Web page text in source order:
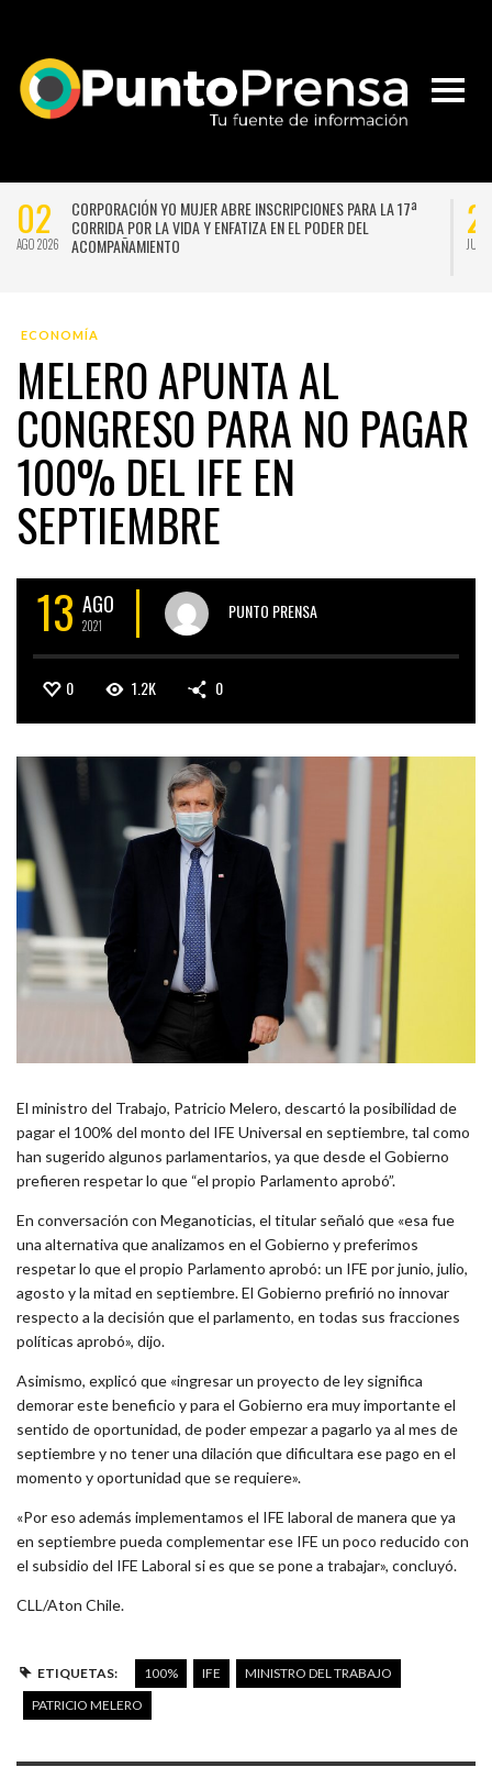
02
AGO 2026
CORPORACIÓN YO MUJER ABRE INSCRIPCIONES PARA LA 17ª
CORRIDA POR LA VIDA Y ENFATIZA EN EL PODER DEL
ACOMPAÑAMIENTO
JUL
ECONOMÍA
MELERO APUNTA AL
CONGRESO PARA NO PAGAR
100% DEL IFE EN
SEPTIEMBRE
13 AGO
2021
PUNTO PRENSA
0 1.2K 0
El ministro del Trabajo, Patricio Melero, descartó la posibilidad de
pagar el 100% del monto del IFE Universal en septiembre, tal como
han sugerido algunos parlamentarios, ya que desde el Gobierno
prefieren respetar lo que “el propio Parlamento aprobó”.
En conversación con Meganoticias, el titular señaló que «esa fue
una alternativa que analizamos en el Gobierno y preferimos
respetar lo que el propio Parlamento aprobó: un IFE por junio, julio,
agosto y la mitad en septiembre. El Gobierno prefirió no innovar
respecto a la decisión que el parlamento, en todas sus fracciones
políticas aprobó», dijo.
Asimismo, explicó que «ingresar un proyecto de ley significa
demorar este beneficio y para el Gobierno era muy importante el
sentido de oportunidad, de poder empezar a pagarlo ya al mes de
septiembre y no tener una dilación que dificultara ese pago en el
momento y oportunidad que se requiere».
«Por eso además implementamos el IFE laboral de manera que ya
en septiembre pueda complementar ese IFE un poco reducido con
el subsidio del IFE Laboral si es que se pone a trabajar», concluyó.
CLL/Aton Chile.
ETIQUETAS: 100% IFE
MINISTRO DEL TRABAJO
PATRICIO MELERO